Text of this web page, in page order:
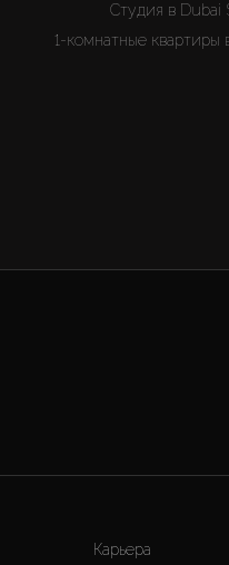
Студия в Dubai
1-комнатные квартиры
Карьера